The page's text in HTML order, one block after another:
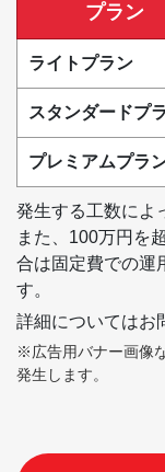
プラン
ライトプラン
スタンダードプ
プレミアムプラ
発生する工数によ
また、100万円を
合は固定費での運
す。
詳細についてはお
※広告用バナー画像
発生します。